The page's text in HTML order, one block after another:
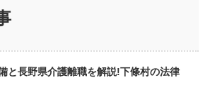
と長野県介護離職を解説!下條村の法律